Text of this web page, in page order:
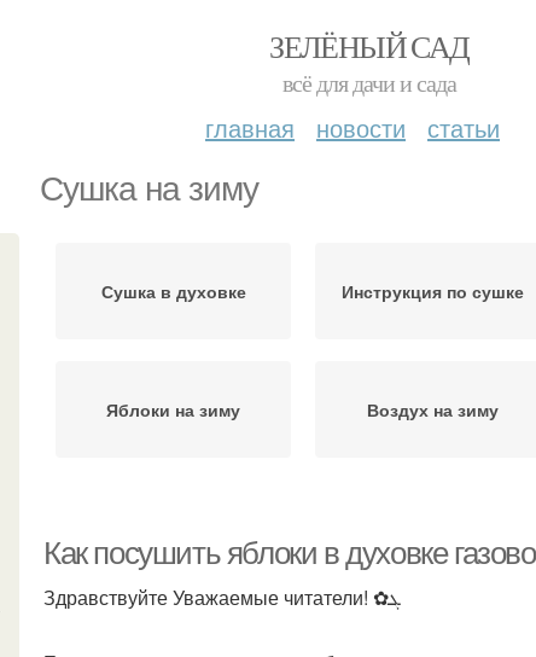
ЗЕЛЁНЫЙ САД
всё для дачи и сада
главная новости статьи
Сушка на зиму
Сушка в духовке Инструкция по сушке
Яблоки на зиму Воздух на зиму
условиях
Как посушить яблоки в духовке
Здравствуйте Уважаемые читатели! ✿ܓ